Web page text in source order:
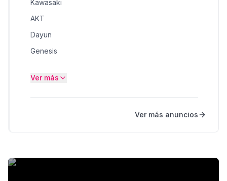
Kawasaki
AKT
Dayun
Genesis
Hero
Ver más
Ver más anuncios